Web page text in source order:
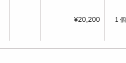
¥20,200 1 個